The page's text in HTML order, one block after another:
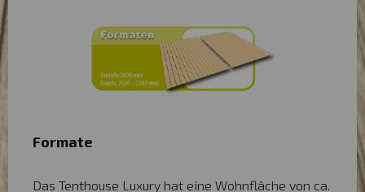
Formate
Das Tenthouse Luxury hat eine Wohnfläche von ca.